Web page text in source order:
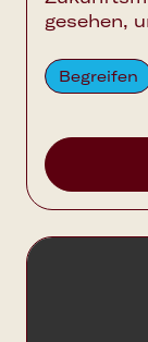
gesehen,
Begreifen